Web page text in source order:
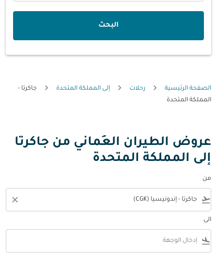
البحث
الصفحة الرئيسية رحلات إلى المملكة المتحدة
جاكرتا -
المملكة المتحدة
عروض الطيران العُماني من جاكرتا
إلى المملكة المتحدة
من
flight_takeoff
close
الى
flight_land